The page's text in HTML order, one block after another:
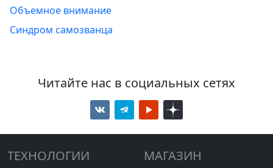
Объемное внимание
Синдром самозванца
Читайте нас в социальных сетях
ТЕХНОЛОГИИ МАГАЗИН